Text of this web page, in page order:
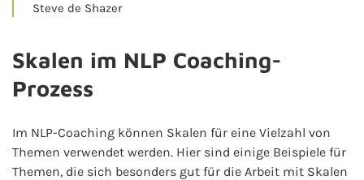
Steve de Shazer
Skalen im NLP Coaching-
Prozess
Im NLP-Coaching können Skalen für eine Vielzahl von
Themen verwendet werden. Hier sind einige Beispiele für
Themen, die sich besonders gut für die Arbeit mit Skalen